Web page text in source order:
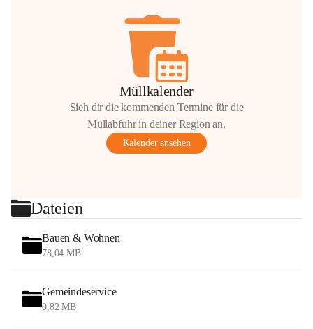
Müllkalender
Sieh dir die kommenden Termine für die
Müllabfuhr in deiner Region an.
Kalender ansehen
Dateien
Bauen & Wohnen
78,04 MB
Gemeindeservice
0,82 MB